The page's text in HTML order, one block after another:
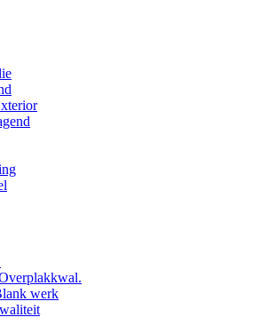
werk